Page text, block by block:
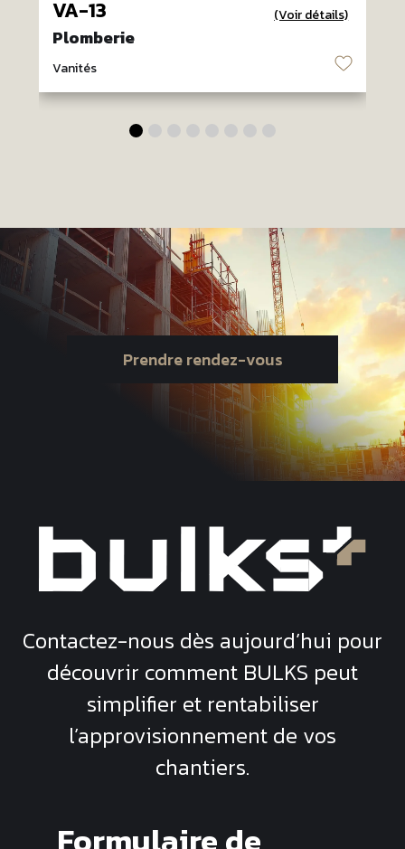
VA-13 (Voir détails)
Plomberie
Vanités ♡
Prendre rendez-vous
Contactez-nous dès aujourd’hui pour
découvrir comment BULKS peut
simplifier et rentabiliser
l’approvisionnement de vos
chantiers.